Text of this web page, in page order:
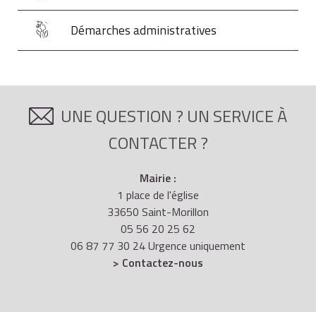
Démarches administratives
UNE QUESTION ? UN SERVICE À
CONTACTER ?
Mairie :
1 place de l'église
33650 Saint-Morillon
05 56 20 25 62
06 87 77 30 24 Urgence uniquement
> Contactez-nous